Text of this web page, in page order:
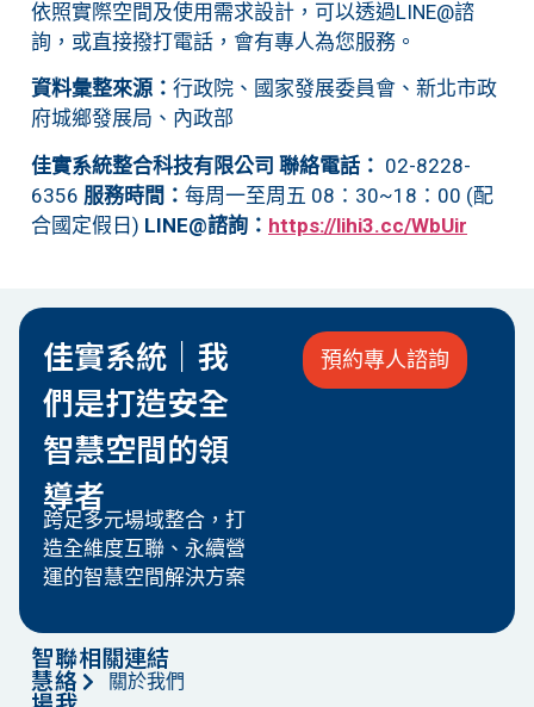
依照實際空間及使用需求設計，可以透過LINE@諮
詢，或直接撥打電話，會有專人為您服務。
資料彙整來源： 行政院、國家發展委員會、新北市政
府城鄉發展局、內政部
佳實系統整合科技有限公司 聯絡電話： 02-8228-
6356 服務時間： 每周一至周五 08：30~18：00 (配
合國定假日) LINE@諮詢： https://lihi3.cc/WbUir
佳實系統｜我
們是打造安全
智慧空間的領
導者
跨足多元場域整合，打
造全維度互聯、永續營
運的智慧空間解決方案
預約專人諮詢
智
慧
聯
絡
相關連結
關於我們